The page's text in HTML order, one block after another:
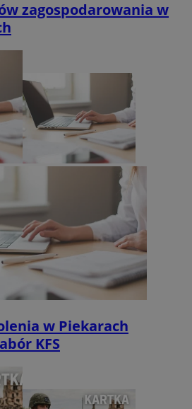
zagospodarowania w
w Piekarach
KFS